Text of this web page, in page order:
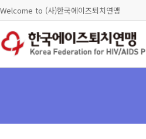
Welcome to (사)한국에이즈퇴치연맹